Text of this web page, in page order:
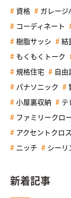
資格 ガレージ
コーディネート
樹脂サッシ 結
もくもくトーク
規格住宅 自由
パナソニック
小屋裏収納 テ
ファミリークロ
アクセントクロス
ニッチ シーリ
新着記事